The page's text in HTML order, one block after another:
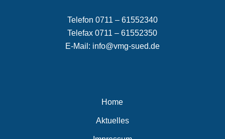
Telefon 0711 – 61552340
Telefax 0711 – 61552350
E-Mail: info@vmg-sued.de
Home
Aktuelles